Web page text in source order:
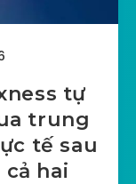
tự
trung
tế sau
hai